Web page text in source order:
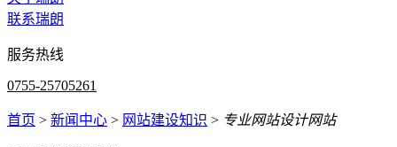
联系瑞朗
服务热线
0755-25705261
首页 > 新闻中心 > 网站建设知识 > 专业网站设计网站